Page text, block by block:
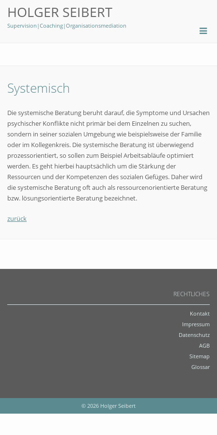
HOLGER SEIBERT
Supervision|Coaching|Organisationsmediation
Systemisch
Die systemische Beratung beruht darauf, die Symptome und Ursachen
psychischer Konflikte nicht primär bei dem Einzelnen zu suchen,
sondern in seiner sozialen Umgebung wie beispielsweise der Familie
oder im Kollegenkreis. Die systemische Beratung ist überwiegend
prozessorientiert, so sollen zum Beispiel Arbeitsabläufe optimiert
werden. Es geht hierbei hauptsächlich um die Stärkung der
Ressourcen und der Kompetenzen des sozialen Gefüges. Daher wird
die systemische Beratung oft auch als ressourcenorientierte Beratung
bzw. lösungsorientierte Beratung bezeichnet.
zurück
RECHTLICHES
Kontakt
Impressum
Datenschutz
AGB
Sitemap
Glossar
© 2026 Holger Seibert